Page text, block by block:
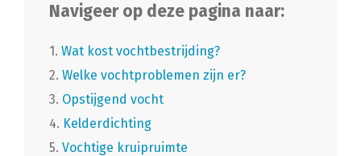
Navigeer op deze pagina naar:
1. Wat kost vochtbestrijding?
2. Welke vochtproblemen zijn er?
3. Opstijgend vocht
4. Kelderdichting
5. Vochtige kruipruimte